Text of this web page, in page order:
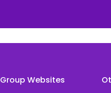
Group Websites